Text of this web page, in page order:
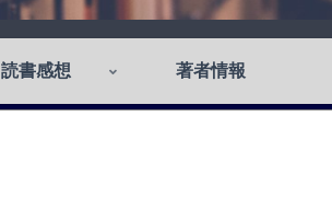
読書感想 著者情報